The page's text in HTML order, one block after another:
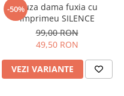
-50%Bluza dama fuxia cu
imprimeu SILENCE
99,00 RON
49,50 RON
VEZI VARIANTE